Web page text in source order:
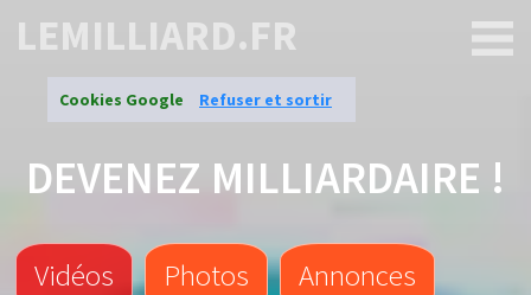
Cookies Google Refuser et sortir
LEMILLIARD.FR
DEVENEZ MILLIARDAIRE !
Vidéos Photos Annonces